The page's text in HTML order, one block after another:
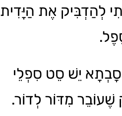
לְהַדְבִּיק אֶת הַיָּדִית
סָבְתָא יֵשׁ סֵט סִפְלֵי
שֶׁעוֹבֵר מִדּוֹר לְדוֹר.